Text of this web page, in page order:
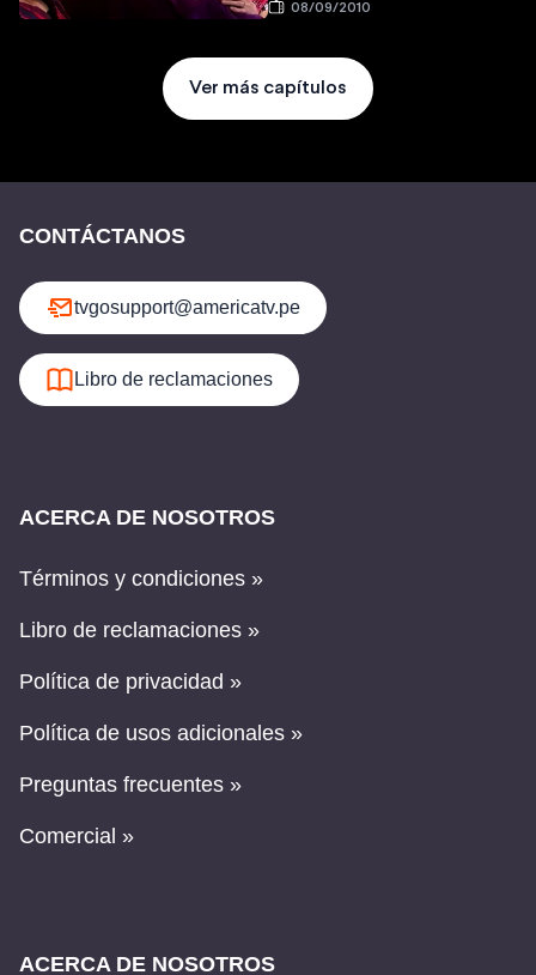
08/09/2010
Ver más capítulos
CONTÁCTANOS
tvgosupport@americatv.pe
Libro de reclamaciones
ACERCA DE NOSOTROS
Términos y condiciones »
Libro de reclamaciones »
Política de privacidad »
Política de usos adicionales »
Preguntas frecuentes »
Comercial »
ACERCA DE NOSOTROS